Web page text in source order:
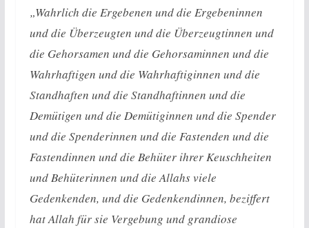
„Wahrlich die Ergebenen und die Ergebeninnen
und die Überzeugten und die Überzeugtinnen und
die Gehorsamen und die Gehorsaminnen und die
Wahrhaftigen und die Wahrhaftiginnen und die
Standhaften und die Standhaftinnen und die
Demütigen und die Demütiginnen und die Spender
und die Spenderinnen und die Fastenden und die
Fastendinnen und die Behüter ihrer Keuschheiten
und Behüterinnen und die Allahs viele
Gedenkenden, und die Gedenkendinnen, beziffert
hat Allah für sie Vergebung und grandiose